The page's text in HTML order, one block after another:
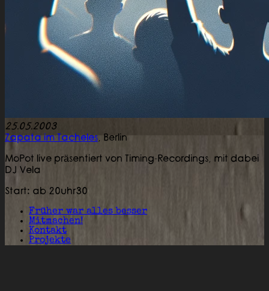
25.05.2003
Zapata im Tacheles, Berlin
MoPot live präsentiert von Timing-Recordings, mit dabei
DJ Vela
Start: ab 20uhr30
Früher war alles besser
Mitmachen!
Kontakt
Projekte